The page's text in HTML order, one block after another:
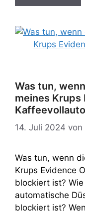
Was tun,
meines Krups
14. Juli 2024 von
Was tun, wenn
Krups Evidence
blockiert ist?
automatische
blockiert ist?